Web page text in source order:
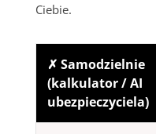
Ciebie.
✗ Samodzielnie
(kalkulator / AI
ubezpieczyciela)